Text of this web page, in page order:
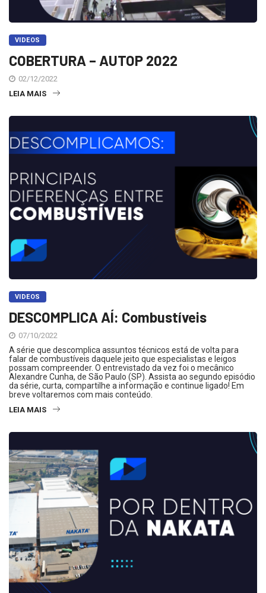
VIDEOS
COBERTURA – AUTOP 2022
02/12/2022
LEIA MAIS
VIDEOS
DESCOMPLICA AÍ: Combustíveis
07/10/2022
A série que descomplica assuntos técnicos está de volta para
falar de combustíveis daquele jeito que especialistas e leigos
possam compreender. O entrevistado da vez foi o mecânico
Alexandre Cunha, de São Paulo (SP). Assista ao segundo episódio
da série, curta, compartilhe a informação e continue ligado! Em
breve voltaremos com mais conteúdo.
LEIA MAIS